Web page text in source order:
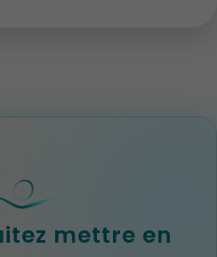
mettre en